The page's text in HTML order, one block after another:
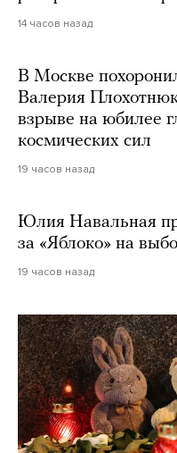
14 часов назад
В Москве
Валерия
взрыве на юбилее
космических сил
19 часов назад
Юлия Навальная
за «Яблоко» на
19 часов назад